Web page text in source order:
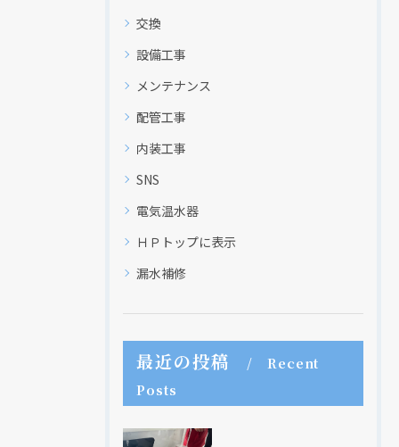
交換
設備工事
メンテナンス
配管工事
内装工事
SNS
電気温水器
ＨＰトップに表示
漏水補修
最近の投稿
Recent
Posts
現在、新聞に入っている折込チラシです。
クリックでチラシのページにジャンプします
現在、新聞に入っている折込チラシです。
クリックでチラシのページにジャンプします